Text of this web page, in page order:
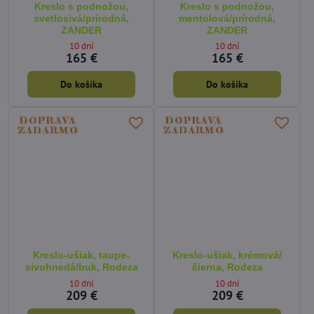
Kreslo s podnožou,
svetlosivá/prírodná,
ZANDER
10 dní
165 €
Do košíka
Kreslo s podnožou,
mentolová/prírodná,
ZANDER
10 dní
165 €
Do košíka
Kreslo-ušiak, taupe-
sivohnedá/buk, Rodeza
10 dní
209 €
Kreslo-ušiak, krémová/
čierna, Rodeza
10 dní
209 €